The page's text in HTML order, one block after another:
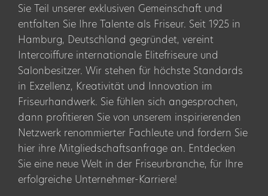
Sie Teil unserer exklusiven Gemeinschaft und
entfalten Sie Ihre Talente als Friseur. Seit 1925 in
Hamburg, Deutschland gegründet, vereint
Intercoiffure internationale Elitefriseure und
Salonbesitzer. Wir stehen für höchste Standards
in Exzellenz, Kreativität und Innovation im
Friseurhandwerk. Sie fühlen sich angesprochen,
dann profitieren Sie von unserem inspirierenden
Netzwerk renommierter Fachleute und fordern Sie
hier ihre Mitgliedschaftsanfrage an. Entdecken
Sie eine neue Welt in der Friseurbranche, für Ihre
erfolgreiche Unternehmer-Karriere!